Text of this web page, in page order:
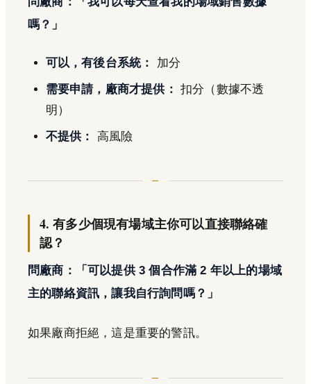
嗎？」
可以，有後台系統：
加分
需要申請，廠商才提供： 扣分（數據不透
明）
不提供：
高風險
4. 有多少個現有場域主你可以直接聯絡確
認？
問廠商：「可以提供 3 個合作滿 2 年以上的場域
主的聯絡資訊，讓我自行詢問嗎？」
如果廠商拒絕，這是重要的警訊。